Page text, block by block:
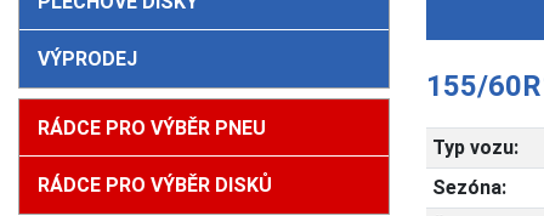
VÝPRODEJ
RÁDCE PRO VÝBĚR PNEU
RÁDCE PRO VÝBĚR DISKŮ
155/
Typ vozu:
Sezóna: